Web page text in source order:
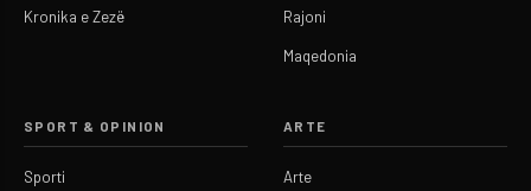
Kronika e Zezë Rajoni
Maqedonia
SPORT & OPINION
Sporti
ARTE
Arte